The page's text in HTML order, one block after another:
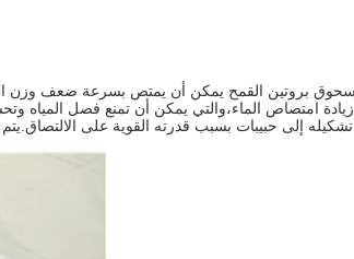
تشكيله إلى حبيبات بسبب قدرته القوية على